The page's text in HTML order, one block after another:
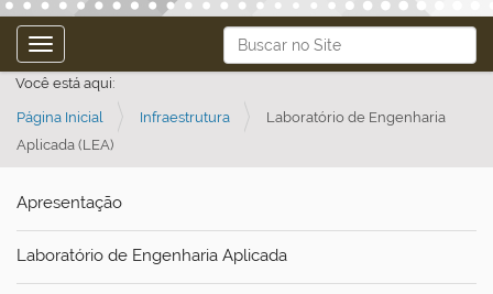
Busca
Busca Avançada…
Toggle navigation
Você está aqui:
Página Inicial Infraestrutura
Laboratório de Engenharia
Aplicada (LEA)
Apresentação
Laboratório de Engenharia Aplicada